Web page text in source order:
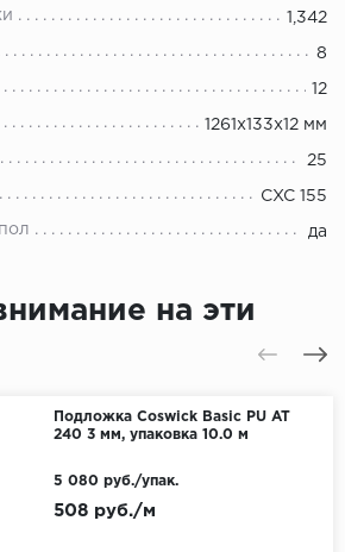
1,342
8
12
1261х133х12 мм
25
CXC 155
да
на эти
Подложка Coswick Basic PU AT
240 3 мм, упаковка 10.0 м
508 руб./м
5 080 руб./упак.